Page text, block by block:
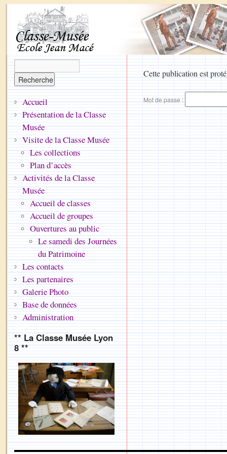
Cette publication est
Mot de passe :
Accueil
Présentation de la Classe
Musée
Visite de la Classe Musée
Les collections
Plan d’accès
Activités de la Classe
Musée
Accueil de classes
Accueil de groupes
Ouvertures au public
Le samedi des Journées
du Patrimoine
Les contacts
Les partenaires
Galerie Photo
Base de données
Administration
** La Classe Musée Lyon
8 **